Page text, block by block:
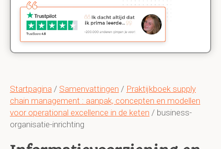
Startpagina / Samenvattingen / Praktijkboek supply
chain management : aanpak, concepten en modellen
voor operational excellence in de keten / business-
organisatie-inrichting